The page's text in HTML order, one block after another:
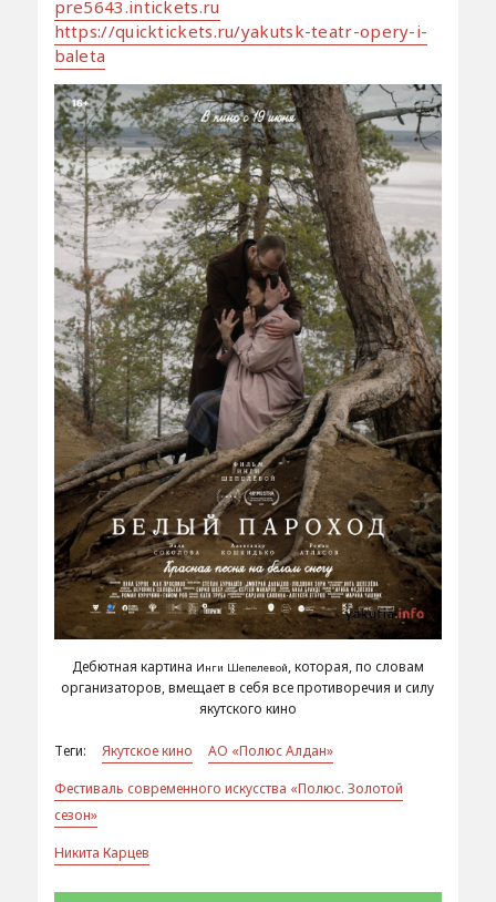
pre5643.intickets.ru
https://quicktickets.ru/yakutsk-teatr-opery-i-
baleta
Дебютная картина Инги Шепелевой, которая, по словам
организаторов, вмещает в себя все противоречия и силу
якутского кино
Теги: Якутское кино
АО «Полюс Алдан»
Фестиваль современного искусства «Полюс. Золотой
сезон»
Никита Карцев